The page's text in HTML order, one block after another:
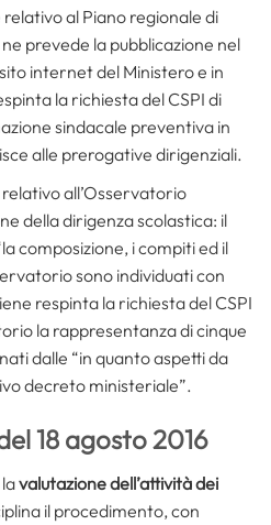
relativo al Piano regionale di
prevede la pubblicazione nel
internet del Ministero e in
la richiesta del CSPI di
sindacale preventiva in
alle prerogative dirigenziali.
relativo all’Osservatorio
della dirigenza scolastica: il
composizione, i compiti ed il
sono individuati con
respinta la richiesta del CSPI
la rappresentanza di cinque
dalle “in quanto aspetti da
decreto ministeriale”.
18 agosto 2016
valutazione dell’attività dei
il procedimento, con